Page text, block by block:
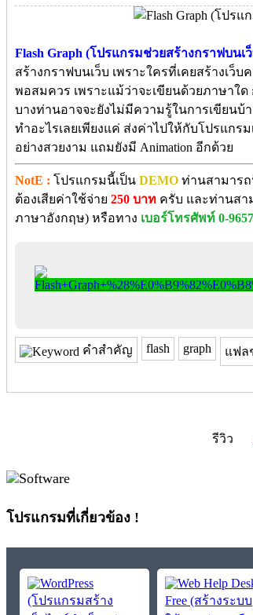
Flash Graph (โปรแกรมช่วยสร้างกราฟบนเ
สร้างกราฟบนเว็บ เพราะใครที่เคยสร้างเ
พอสมควร เพราะแม้ว่าจะเขียนด้วยภาษาใ
บางท่านอาจจะยังไม่มีความรู้ในการเขียน
ทำอะไรเลยเพียงแค่ ส่งค่าไปให้กับโปรแกร
อย่างสวยงาม แถมยังมี Animation อีกด้วย
NotE : โปรแกรมนี้เป็น DEMO ท่านสามารถ
ต้องเสียค่าใช้จ่าย 250 บาท ครับ และท่านสา
ภาษาอังกฤษ) หรือทาง เบอร์โทรศัพท์ 0-
คำสำคัญ flash graph แฟล
รีวิว
โปรแกรมที่เกี่ยวข้อง !